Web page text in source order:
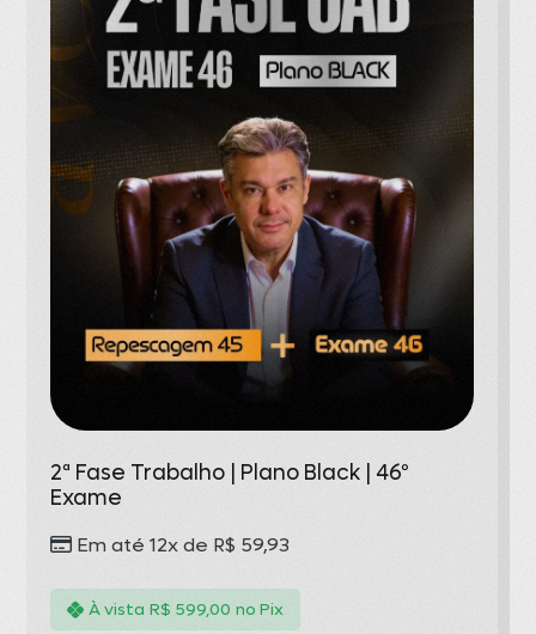
2ª Fase Trabalho | Plano Black | 46º
Exame
Em até 12x de R$ 59,93
À vista R$ 599,00 no Pix